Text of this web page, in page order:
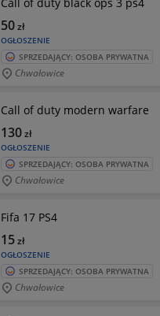
OGŁOSZENIE
50zł
SPRZEDAJĄCY: OSOBA PRYWATNA
Chwałowice
Call of duty modern warfare
OGŁOSZENIE
130zł
SPRZEDAJĄCY: OSOBA PRYWATNA
Chwałowice
Fifa 17 PS4
OGŁOSZENIE
15zł
SPRZEDAJĄCY: OSOBA PRYWATNA
Chwałowice